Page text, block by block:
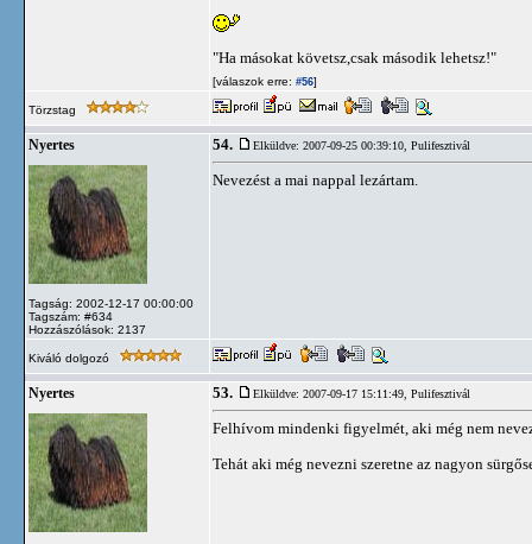
"Ha másokat követsz,csak második lehetsz!"
[válaszok erre: #56]
Törzstag
Nyertes
Tagság: 2002-12-17 00:00:00
Tagszám: #634
Hozzászólások: 2137
54. Elküldve: 2007-09-25 00:39:10, Pulifesztivál
Nevezést a mai nappal lezártam.
Kiváló dolgozó
Nyertes 53. Elküldve: 2007-09-17 15:11:49, Pulifesztivál
Felhívom mindenki figyelmét, aki még nem
Tehát aki még nevezni szeretne az nagyon